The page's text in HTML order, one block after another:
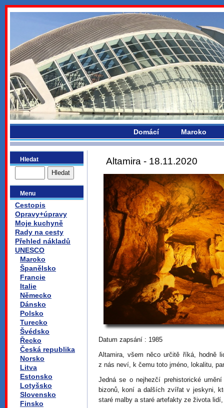
bydlikemevropou.com
Domácí Maroko
Hledat
Menu
Cestopis
Opravy+úpravy
Moje kuchyně
Rady na cesty
Přehled nákladů
UNESCO
Maroko
Španělsko
Francie
Italie
Německo
Dánsko
Polsko
Turecko
Švédsko
Řecko
Česká republika
Norsko
Litva
Estonsko
Lotyšsko
Slovensko
Finsko
Altamira - 18.11.2020
Datum zapsání : 1985
Altamira, všem něco určitě říká, hodně
z nás neví, k čemu toto jméno, lokalitu,
Jedná se o nejhezčí prehistorické
bizonů, koní a dalších zvířat v jeskyni,
staré malby a staré artefakty ze života